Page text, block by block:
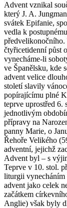
Advent vznikal
který J. A.
svátek Epifanie,
vedla k
předvelikonočního.
čtyřicetidenní půst
vynecháme-li
ve Španělsku, kde
advent velice
století slavily
popírajícímu plné
teprve uprostřed 6.
jednotlivým
přípravy na
panny Marie, o
Řehoře Velikého
adventní, jejichž
Advent byl – s
Teprve v 10. stol.
liturgii vynecháním
advent jako celek
začátkem
Anglie) však byly